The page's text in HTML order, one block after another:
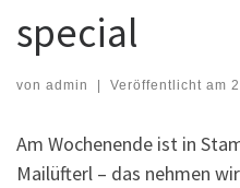
special
von admin | Veröffentlicht am
Am Wochenende ist in
Mailüfterl – das nehmen